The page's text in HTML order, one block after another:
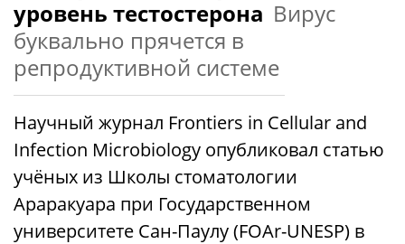
уровень тестостерона Вирус
буквально прячется в
репродуктивной системе
Научный журнал Frontiers in Cellular and
Infection Microbiology опубликовал статью
учёных из Школы стоматологии
Араракуара при Государственном
университете Сан-Паулу (FOAr-UNESP) в